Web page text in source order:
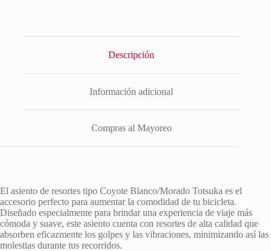
Descripción
Información adicional
Compras al Mayoreo
El asiento de resortes tipo Coyote Blanco/Morado Totsuka es el
accesorio perfecto para aumentar la comodidad de tu bicicleta.
Diseñado especialmente para brindar una experiencia de viaje más
cómoda y suave, este asiento cuenta con resortes de alta calidad que
absorben eficazmente los golpes y las vibraciones, minimizando así las
molestias durante tus recorridos.